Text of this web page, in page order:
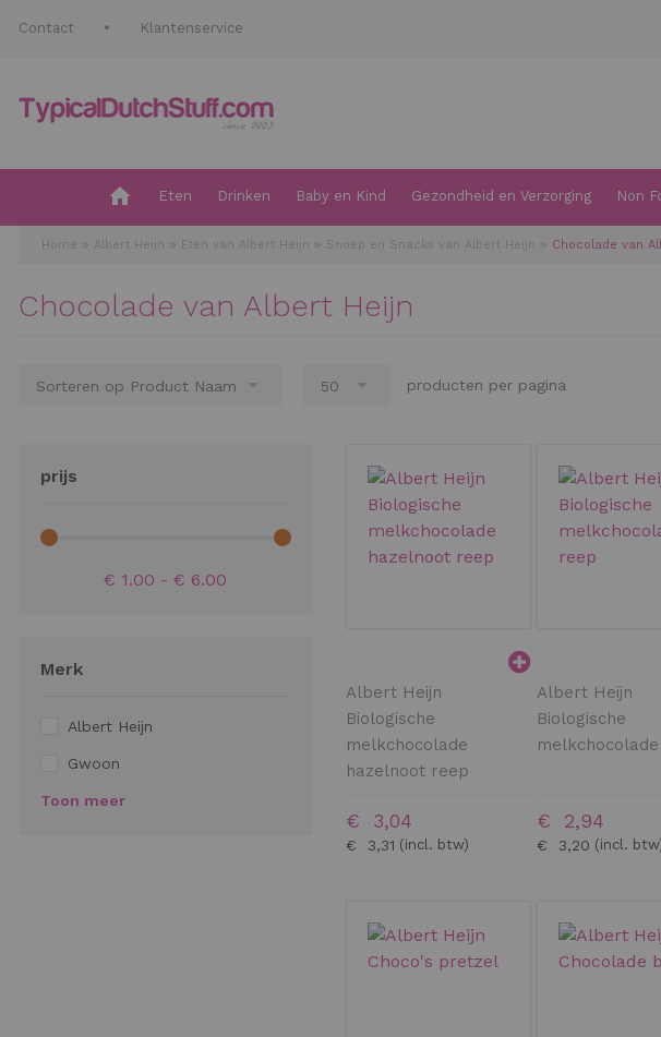
Contact Klantenservice
Eten Drinken Baby en Kind Gezondheid en Verzorging Non
Home Albert Heijn Eten van Albert Heijn Snoep en Snacks van Albert Heijn Chocolade van
Chocolade van Albert Heijn
producten per pagina
Albert Heijn
Biologische
melkchocolade
hazelnoot reep
€ 3,31
€ 3,04
Albert Heijn
Biologische
€ 3,20
€ 2,94
prijs
€ 1.00 - € 6.00
Merk
Albert Heijn
Gwoon
Toon meer